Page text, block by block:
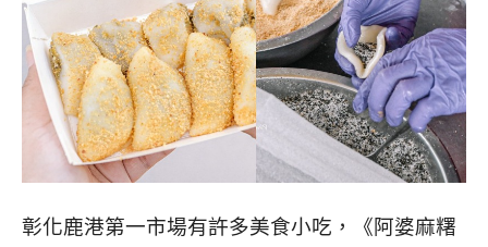
彰化鹿港第一市場有許多美食小吃，《阿婆麻糬